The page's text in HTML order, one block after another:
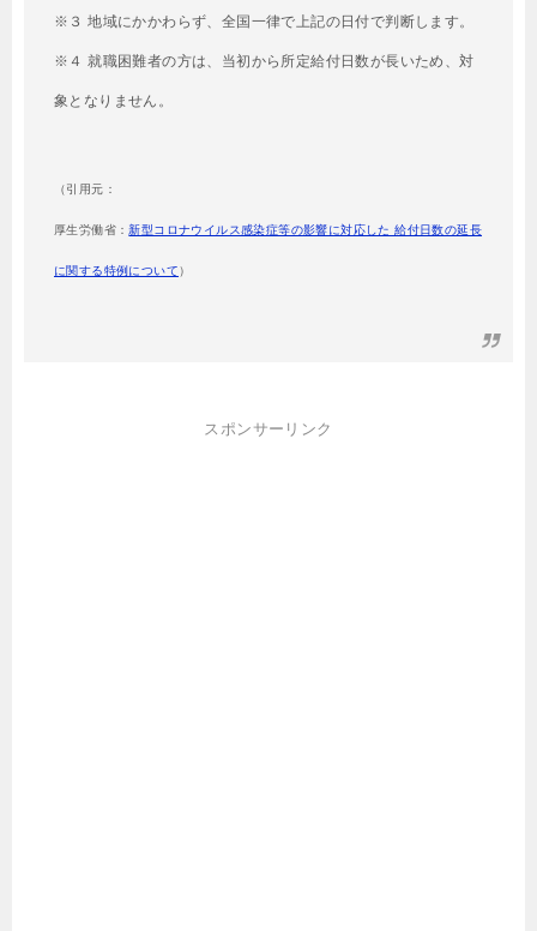
※３ 地域にかかわらず、全国一律で上記の日付で判断します。
※４ 就職困難者の方は、当初から所定給付日数が長いため、対
象となりません。
（引用元：
厚生労働省：新型コロナウイルス感染症等の影響に対応した 給付日数の延長
に関する特例について）
スポンサーリンク